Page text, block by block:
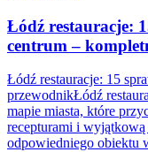
Łódź restauracje:
centrum –
Łódź restauracje: 15
przewodnikŁódź
mapie miasta, które
recepturami i
odpowiedniego obiektu